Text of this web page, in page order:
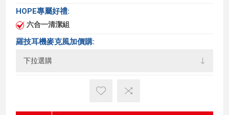
HOPE專屬好禮:
六合一清潔組
羅技耳機麥克風加價購: